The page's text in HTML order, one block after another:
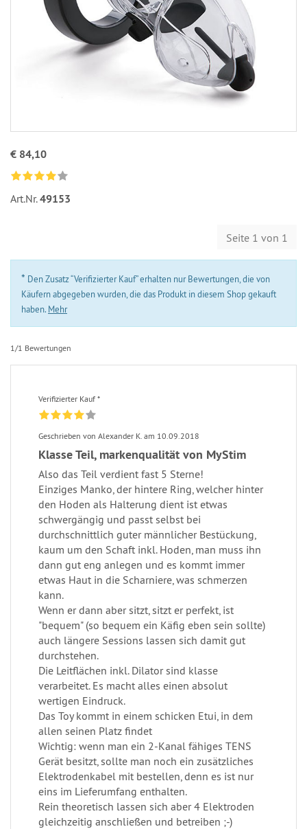
€ 84,10
Art.Nr.49153
Seite 1 von 1
* Den Zusatz “Verifizierter Kauf” erhalten nur Bewertungen, die von
Käufern abgegeben wurden, die das Produkt in diesem Shop gekauft
haben. Mehr
1/1 Bewertungen
Verifizierter Kauf *
Geschrieben von Alexander K. am 10.09.2018
Klasse Teil, markenqualität von MyStim
Also das Teil verdient fast 5 Sterne!
Einziges Manko, der hintere Ring, welcher hinter
den Hoden als Halterung dient ist etwas
schwergängig und passt selbst bei
durchschnittlich guter männlicher Bestückung,
kaum um den Schaft inkl. Hoden, man muss ihn
dann gut eng anlegen und es kommt immer
etwas Haut in die Scharniere, was schmerzen
kann.
Wenn er dann aber sitzt, sitzt er perfekt, ist
"bequem" (so bequem ein Käfig eben sein sollte)
auch längere Sessions lassen sich damit gut
durchstehen.
Die Leitflächen inkl. Dilator sind klasse
verarbeitet. Es macht alles einen absolut
wertigen Eindruck.
Das Toy kommt in einem schicken Etui, in dem
allen seinen Platz findet
Wichtig: wenn man ein 2-Kanal fähiges TENS
Gerät besitzt, sollte man noch ein zusätzliches
Elektrodenkabel mit bestellen, denn es ist nur
eins im Lieferumfang enthalten.
Rein theoretisch lassen sich aber 4 Elektroden
gleichzeitig anschließen und betreiben ;-)